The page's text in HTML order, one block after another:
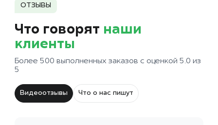
ОТЗЫВЫ
Что говорят наши
клиенты
Более 500 выполненных заказов с оценкой 5.0 из
5
Видеоотзывы Что о нас пишут